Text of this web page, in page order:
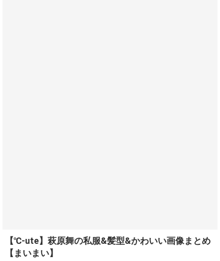
【℃-ute】萩原舞の私服&髪型&かわいい画像まとめ
【まいまい】